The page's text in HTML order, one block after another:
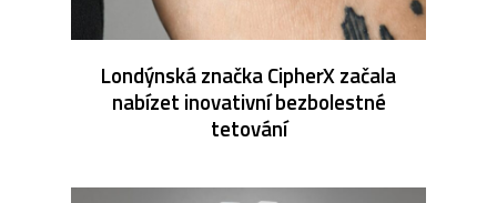
Londýnská značka CipherX začala
nabízet inovativní bezbolestné
tetování